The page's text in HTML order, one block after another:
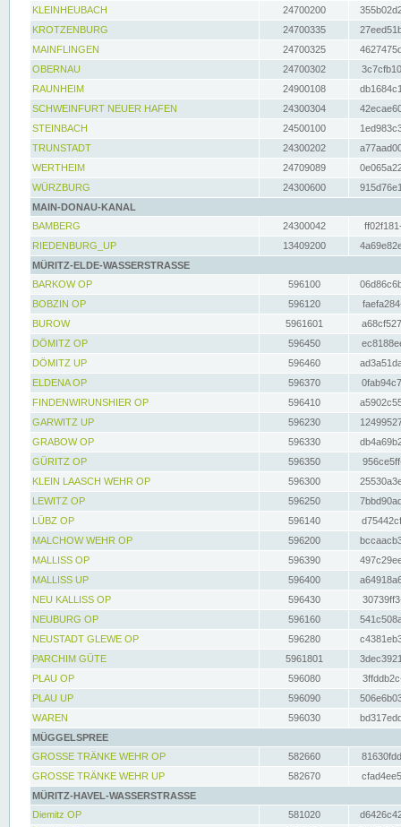
KLEINHEUBACH 24700200
KROTZENBURG
24700335
MAINFLINGEN
24700325
OBERNAU
24700302
RAUNHEIM
24900108
SCHWEINFURT NEUER HAFEN
24300304
STEINBACH
24500100
TRUNSTADT
24300202
WERTHEIM
24709089
WÜRZBURG
24300600
MAIN-DONAU-KANAL
BAMBERG
24300042
RIEDENBURG_UP
13409200
MÜRITZ-ELDE-WASSERSTRASSE
BARKOW OP
596100
BOBZIN OP
596120
BUROW
5961601
DÖMITZ OP
596450
DÖMITZ UP
596460
ELDENA OP
596370
FINDENWIRUNSHIER OP
596410
GARWITZ UP
596230
GRABOW OP
596330
GÜRITZ OP
596350
KLEIN LAASCH WEHR OP
596300
LEWITZ OP
596250
LÜBZ OP
596140
MALCHOW WEHR OP
596200
MALLISS OP
596390
MALLISS UP
596400
NEU KALLISS OP
596430
NEUBURG OP
596160
NEUSTADT GLEWE OP
596280
PARCHIM GÜTE
5961801
PLAU OP
596080
PLAU UP
596090
WAREN
596030
MÜGGELSPREE
GROSSE TRÄNKE WEHR OP
582660
GROSSE TRÄNKE WEHR UP
582670
MÜRITZ-HAVEL-WASSERSTRASSE
Diemitz OP
581020